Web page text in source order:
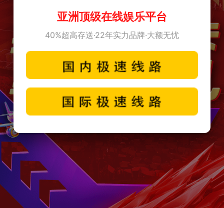
亚洲顶级在线娱乐平台
40%超高存送·22年实力品牌·大额无忧